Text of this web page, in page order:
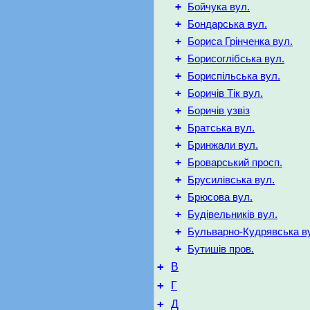
+ Бойчука вул.
+ Бондарська вул.
+ Бориса Грінченка вул.
+ Борисоглібська вул.
+ Бориспільська вул.
+ Боричів Тік вул.
+ Боричів узвіз
+ Братська вул.
+ Бринжали вул.
+ Броварський просп.
+ Брусилівська вул.
+ Брюсова вул.
+ Будівельників вул.
+ Бульварно-Кудрявська
+ Бутишів пров.
+ В
+ Г
+ Д